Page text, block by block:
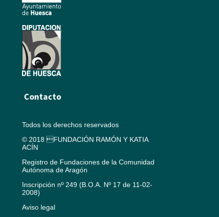
Contacto
Todos los derechos reservados
© 2018 FUNDACIÓN RAMÓN Y KATIA
ACÍN
Registro de Fundaciones de la Comunidad
Autónoma de Aragón
Inscripción nº 249 (B.O.A. Nº 17 de 11-02-
2008)
Aviso legal